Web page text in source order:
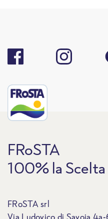
FRoSTA
100% la
FRoSTA srl